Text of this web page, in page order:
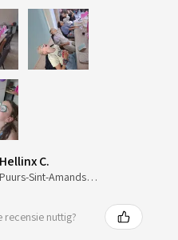
Hellinx C.
Puurs-Sint-Amands, Belgium
recensie nuttig?